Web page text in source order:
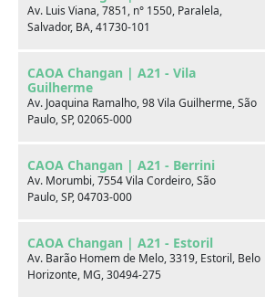
Av. Luis Viana, 7851, n° 1550, Paralela,
Salvador, BA, 41730-101
CAOA Changan | A21 - Vila
Guilherme
Av. Joaquina Ramalho, 98 Vila Guilherme, São
Paulo, SP, 02065-000
CAOA Changan | A21 - Berrini
Av. Morumbi, 7554 Vila Cordeiro, São
Paulo, SP, 04703-000
CAOA Changan | A21 - Estoril
Av. Barão Homem de Melo, 3319, Estoril, Belo
Horizonte, MG, 30494-275
Seminovos em destaque